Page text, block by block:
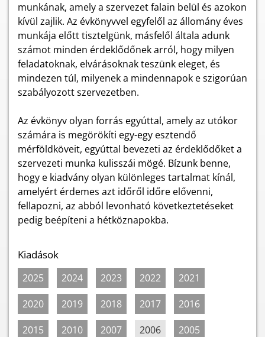
munkának, amely a szervezet falain belül és azokon
kívül zajlik. Az évkönyvvel egyfelől az állomány éves
munkája előtt tisztelgünk, másfelől általa adunk
számot minden érdeklődőnek arról, hogy milyen
feladatoknak, elvárásoknak teszünk eleget, és
mindezen túl, milyenek a mindennapok e szigorúan
szabályozott szervezetben.
Az évkönyv olyan forrás egyúttal, amely az utókor
számára is megörökíti egy-egy esztendő
mérföldköveit, egyúttal bevezeti az érdeklődőket a
szervezeti munka kulisszái mögé. Bízunk benne,
hogy e kiadvány olyan különleges tartalmat kínál,
amelyért érdemes azt időről időre elővenni,
fellapozni, az abból levonható következtetéseket
pedig beépíteni a hétköznapokba.
Kiadások
2025 2024 2023 2022
2021
2020
2019 2018 2017
2016
2015
2010 2007 2006
2005